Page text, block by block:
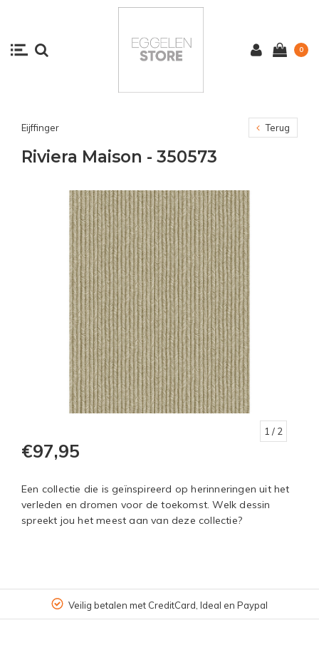
0
Eijffinger Terug
Riviera Maison - 350573
1 / 2
€97,95
Een collectie die is geïnspireerd op herinneringen uit het
verleden en dromen voor de toekomst. Welk dessin
spreekt jou het meest aan van deze collectie?
Veilig betalen met CreditCard, Ideal en Paypal